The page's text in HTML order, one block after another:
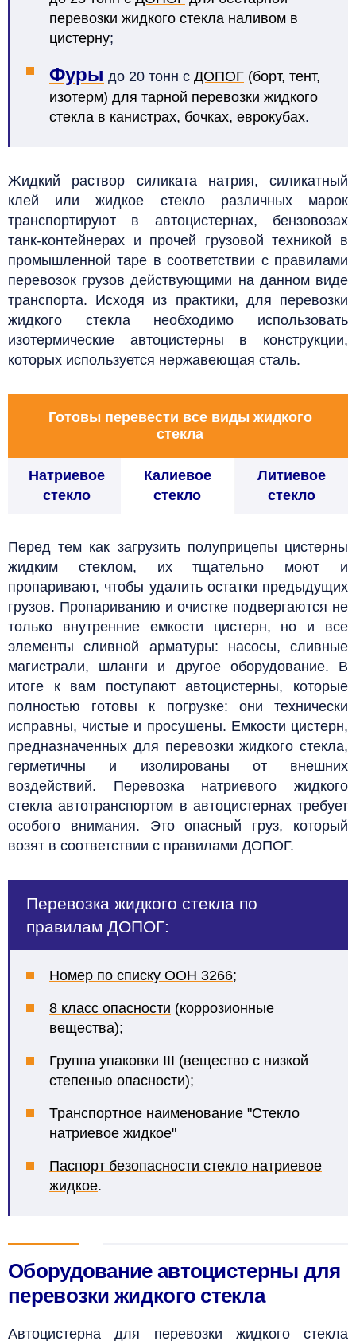
перевозки жидкого стекла наливом в
цистерну;
Фуры до 20 тонн с ДОПОГ (борт, тент,
изотерм) для тарной перевозки жидкого
стекла в канистрах, бочках, еврокубах.
Жидкий раствор силиката натрия, силикатный
клей или жидкое стекло различных марок
транспортируют в автоцистернах, бензовозах
танк-контейнерах и прочей грузовой техникой в
промышленной таре в соответствии с правилами
перевозок грузов действующими на данном виде
транспорта. Исходя из практики, для перевозки
жидкого стекла необходимо использовать
изотермические автоцистерны в конструкции,
которых используется нержавеющая сталь.
Готовы перевести все виды жидкого
стекла
Натриевое
стекло
Калиевое
стекло
Литиевое
стекло
Перед тем как загрузить полуприцепы цистерны
жидким стеклом, их тщательно моют и
пропаривают, чтобы удалить остатки предыдущих
грузов. Пропариванию и очистке подвергаются не
только внутренние емкости цистерн, но и все
элементы сливной арматуры: насосы, сливные
магистрали, шланги и другое оборудование. В
итоге к вам поступают автоцистерны, которые
полностью готовы к погрузке: они технически
исправны, чистые и просушены. Емкости цистерн,
предназначенных для перевозки жидкого стекла,
герметичны и изолированы от внешних
воздействий. Перевозка натриевого жидкого
стекла автотранспортом в автоцистернах требует
особого внимания. Это опасный груз, который
возят в соответствии с правилами ДОПОГ.
Перевозка жидкого стекла по
правилам ДОПОГ:
Номер по списку ООН 3266;
8 класс опасности (коррозионные
вещества);
Группа упаковки III (вещество с низкой
степенью опасности);
Транспортное наименование "Стекло
натриевое жидкое"
Паспорт безопасности стекло натриевое
жидкое.
Оборудование автоцистерны для
перевозки жидкого стекла
Автоцистерна для перевозки жидкого стекла